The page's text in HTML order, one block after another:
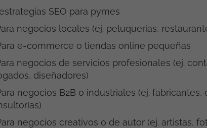
SEO para pymes
negocios locales (ej. peluquerías,
e-commerce o tiendas online pequeñas
negocios de servicios profesionales (ej.
diseñadores)
negocios B2B o industriales (ej. fabricantes,
negocios creativos o de autor (ej. artistas,